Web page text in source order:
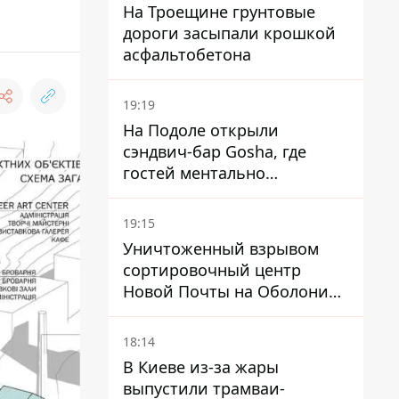
На Троещине грунтовые
дороги засыпали крошкой
асфальтобетона
19:19
На Подоле открыли
сэндвич-бар Gosha, где
гостей ментально
разгружает акула
19:15
Уничтоженный взрывом
сортировочный центр
Новой Почты на Оболони
заработал – выдают
посылки
18:14
В Киеве из-за жары
выпустили трамваи-